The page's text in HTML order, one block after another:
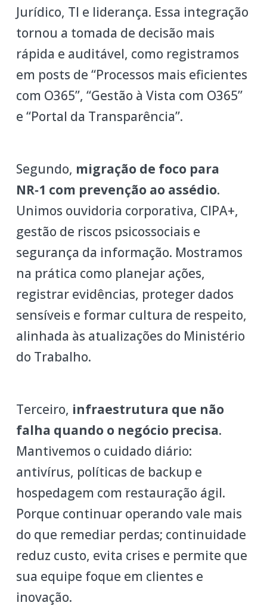
Jurídico, TI e liderança. Essa integração
tornou a tomada de decisão mais
rápida e auditável, como registramos
em posts de “Processos mais eficientes
com O365”, “Gestão à Vista com O365”
e “Portal da Transparência”.
Segundo, migração de foco para
NR‑1 com prevenção ao assédio.
Unimos ouvidoria corporativa, CIPA+,
gestão de riscos psicossociais e
segurança da informação. Mostramos
na prática como planejar ações,
registrar evidências, proteger dados
sensíveis e formar cultura de respeito,
alinhada às atualizações do Ministério
do Trabalho.
Terceiro, infraestrutura que não
falha quando o negócio precisa.
Mantivemos o cuidado diário:
antivírus, políticas de backup e
hospedagem com restauração ágil.
Porque continuar operando vale mais
do que remediar perdas; continuidade
reduz custo, evita crises e permite que
sua equipe foque em clientes e
inovação.